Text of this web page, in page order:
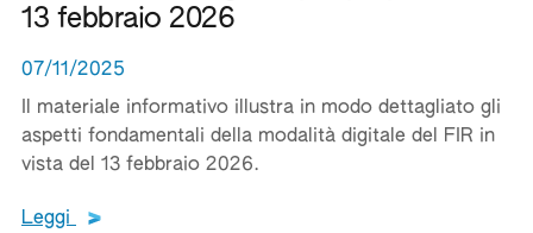
13 febbraio 2026
07/11/2025
Il materiale informativo illustra in modo dettagliato gli
aspetti fondamentali della modalità digitale del FIR in
vista del 13 febbraio 2026.
Leggi Leggi tutto il testo del documento